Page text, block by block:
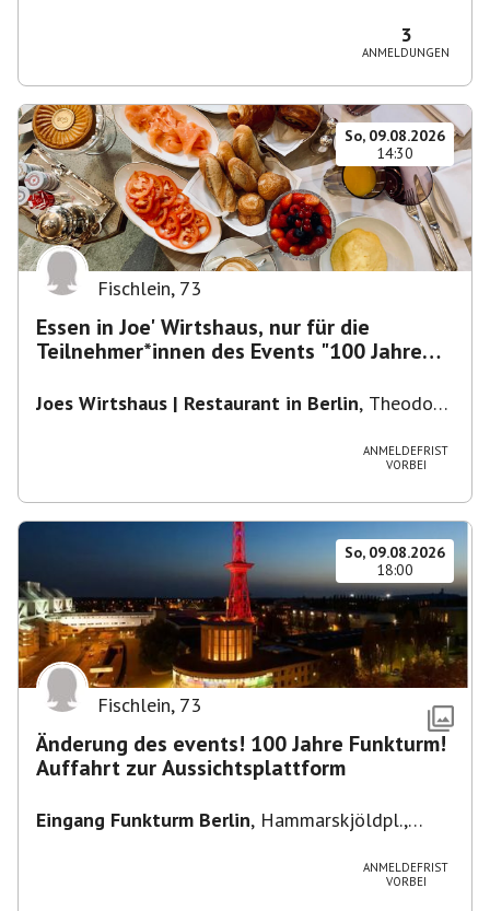
3
ANMELDUNGEN
So, 09.08.2026
14:30
Fischlein, 73
Essen in Joe' Wirtshaus, nur für die
Teilnehmer*innen des Events "100 Jahre
Joes Wirtshaus | Restaurant in Berlin, Theodor-
ANMELDEFRIST
VORBEI
So, 09.08.2026
18:00
Fischlein, 73
Änderung des events! 100 Jahre Funkturm!
Auffahrt zur Aussichtsplattform
Eingang Funkturm Berlin, Hammarskjöldpl.,
ANMELDEFRIST
VORBEI